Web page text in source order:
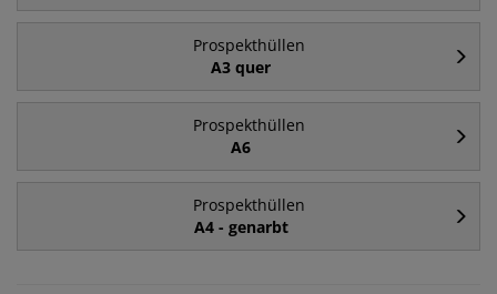
Prospekthüllen
A3 quer
Prospekthüllen
A6
Prospekthüllen
A4 - genarbt